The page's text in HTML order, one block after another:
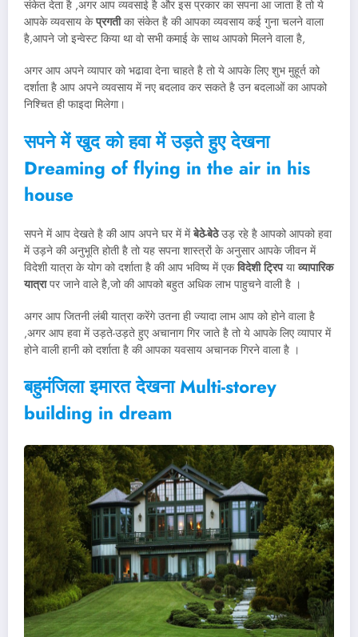
संकेत देता है ,अगर आप व्यवसाई है और इस प्रकार का सपना आ जाता है तो ये
आपके व्यवसाय केप्रगतीका संकेत है की आपका व्यवसाय कई गुना चलने वाला
है,आपने जो इन्वेस्ट किया था वो सभी कमाई के साथ आपको मिलने वाला है,
अगर आप अपने व्यापार को भढावा देना चाहते है तो ये आपके लिए शुभ मुहूर्त को
दर्शाता है आप अपने व्यवसाय में नए बदलाव कर सकते है उन बदलाओं का आपको
निश्चित ही फाइदा मिलेगा।
सपने में खुद को हवा में उड़ते हुए देखना
Dreaming of flying in the air in his
house
सपने में आप देखते है की आप अपने घर में मेंबेठे-बेठेउड़ रहे है आपको आपको हवा
में उड़ने की अनुभूति होती है तो यह सपना शास्त्रों के अनुसार आपके जीवन में
विदेशी यात्रा के योग को दर्शाता है की आप भविष्य में एकविदेशी ट्रिपयाव्यापारिक
यात्रापर जाने वाले है,जो की आपको बहुत अधिक लाभ पाहुचने वाली है ।
अगर आप जितनी लंबी यात्रा करेंगे उतना ही ज्यादा लाभ आप को होने वाला है
,अगर आप हवा में उड़ते-उड़ते हुए अचानाग गिर जाते है तो ये आपके लिए व्यापार में
होने वाली हानी को दर्शाता है की आपका यवसाय अचानक गिरने वाला है ।
बहुमंजिला इमारत देखना Multi-storey
building in dream